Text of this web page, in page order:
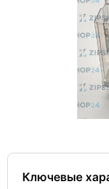
Ключевые